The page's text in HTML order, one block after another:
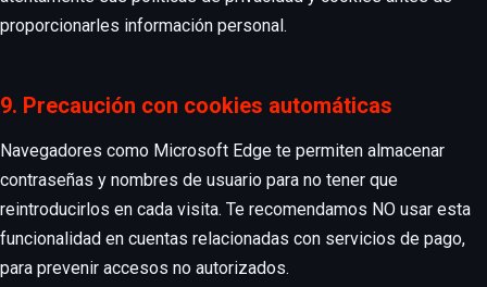
proporcionarles información personal.
9. Precaución con cookies automáticas
Navegadores como Microsoft Edge te permiten almacenar
contraseñas y nombres de usuario para no tener que
reintroducirlos en cada visita. Te recomendamos NO usar esta
funcionalidad en cuentas relacionadas con servicios de pago,
para prevenir accesos no autorizados.